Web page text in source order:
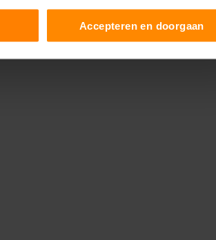
Accepteren en doorgaan